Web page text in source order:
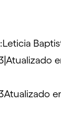
Leticia
Atualizado
Atualizado